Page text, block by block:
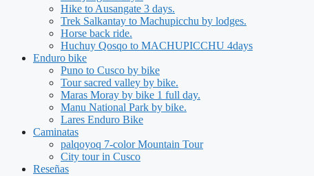
Hike to Ausangate 3 days.
Trek Salkantay to Machupicchu by lodges.
Horse back ride.
Huchuy Qosqo to MACHUPICCHU 4days
Enduro bike
Puno to Cusco by bike
Tour sacred valley by bike.
Maras Moray by bike 1 full day.
Manu National Park by bike.
Lares Enduro Bike
Caminatas
palqoyoq 7-color Mountain Tour
City tour in Cusco
Reseñas